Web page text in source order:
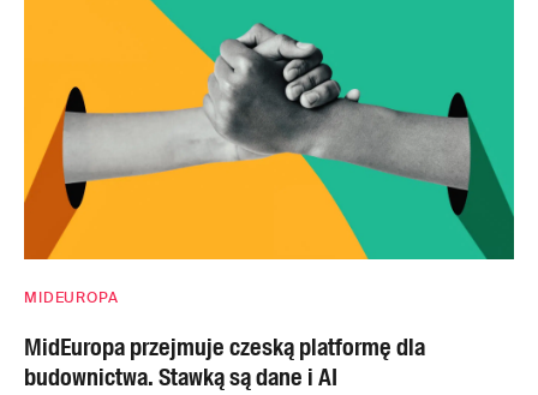
MIDEUROPA
MidEuropa przejmuje czeską platformę dla
budownictwa. Stawką są dane i AI